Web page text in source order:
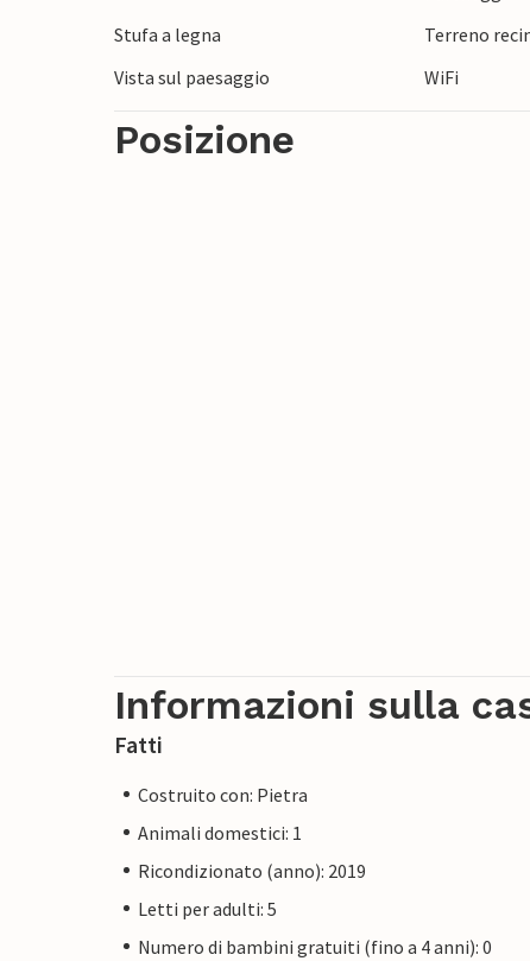
Stufa a legna Terreno
Vista sul paesaggio
WiFi
Posizione
Informazioni sulla
Fatti
Costruito con: Pietra
Animali domestici: 1
Ricondizionato (anno): 2019
Letti per adulti: 5
Numero di bambini gratuiti (fino a 4 anni): 0